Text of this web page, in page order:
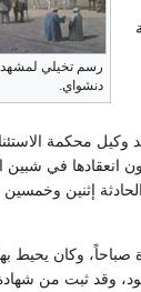
رسم تخيلي لمشهد
دنشواي.
محكمة
إثنين وخمسين
بشبين الكوم الساعة العاشرة
وقد ثبت من